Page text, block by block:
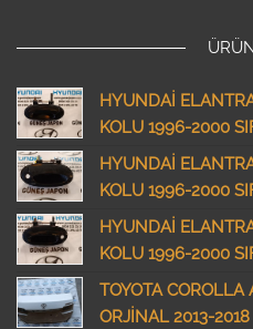
HYUNDAİ
KOLU 1996-2000
HYUNDAİ
KOLU 1996-2000
HYUNDAİ
KOLU 1996-2000
TOYOTA COROLLA
ORJİNAL 2013-